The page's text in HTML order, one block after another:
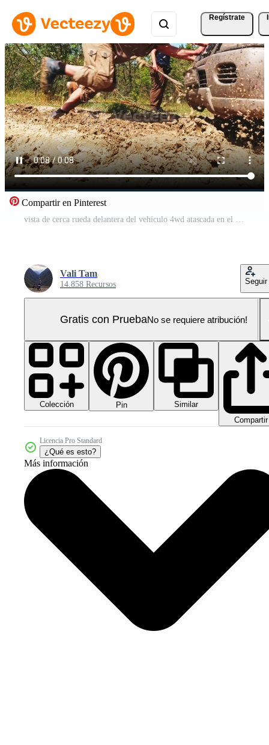
Regístrate
Compartir en Pinterest
vista de cerca rueda delantera del vehículo 4wd atascada en el barro retrocede empujada por dos hombres al aire libre en la naturaleza. condiciones extremas de la carretera verano después del concepto de lluvia Vídeo Pro
Vali Tam
14.858 Recursos Seguir
Gratis con PruebaNo se requiere atribución!
Colección Pin
Similar
Compartir
Licencia Pro Standard
¿Qué es esto?
Más información